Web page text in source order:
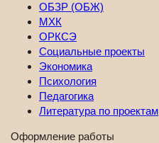
ОБЗР (ОБЖ)
МХК
ОРКСЭ
Социальные проекты
Экономика
Психология
Педагогика
Литература по проектам
Оформление работы